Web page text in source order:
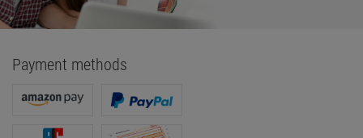
Payment methods